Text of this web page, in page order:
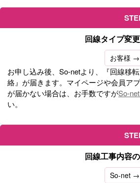
回線タイプ変
お客様
お申し込み後、So-netより、『回線移
絡』が届きます。マイページや会員ア
が届かない場合は、お手数ですがSo-
い。
回線工事内容
So-net →